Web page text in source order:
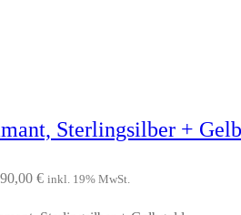
Sterlingsilber +
€ inkl. 19% MwSt.